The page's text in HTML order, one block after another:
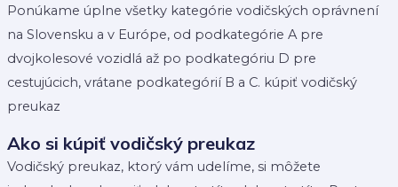
Ponúkame úplne všetky kategórie vodičských oprávnení
na Slovensku a v Európe, od podkategórie A pre
dvojkolesové vozidlá až po podkategóriu D pre
cestujúcich, vrátane podkategórií B a C. kúpiť vodičský
preukaz
Ako si kúpiť vodičský preukaz
Vodičský preukaz, ktorý vám udelíme, si môžete